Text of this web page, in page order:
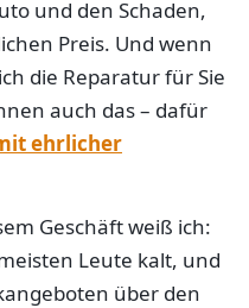
und den Schaden,
Preis. Und wenn
die Reparatur für Sie
auch das – dafür
ehrlicher
Geschäft weiß ich:
Leute kalt, und
über den